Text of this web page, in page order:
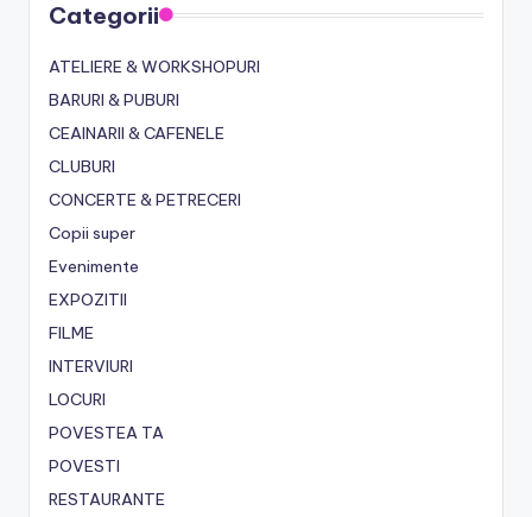
Categorii
ATELIERE & WORKSHOPURI
BARURI & PUBURI
CEAINARII & CAFENELE
CLUBURI
CONCERTE & PETRECERI
Copii super
Evenimente
EXPOZITII
FILME
INTERVIURI
LOCURI
POVESTEA TA
POVESTI
RESTAURANTE